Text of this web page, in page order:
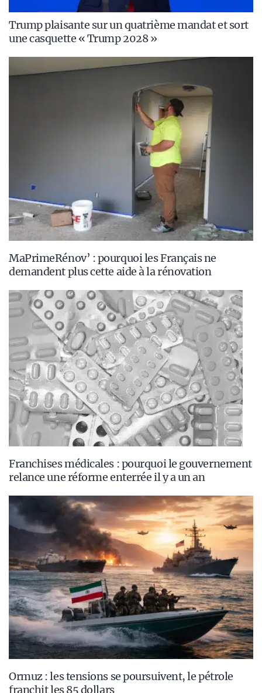
Trump plaisante sur un quatrième mandat et sort
une casquette « Trump 2028 »
MaPrimeRénov’ : pourquoi les Français ne
demandent plus cette aide à la rénovation
Franchises médicales : pourquoi le gouvernement
relance une réforme enterrée il y a un an
Ormuz : les tensions se poursuivent, le pétrole
franchit les 85 dollars